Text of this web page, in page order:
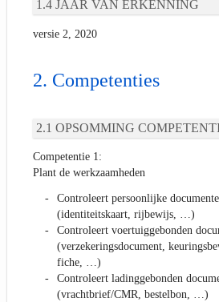
JAAR VAN ERKENNING
versie 2, 2020
Competenties
OPSOMMING
Competentie 1:
Plant de werkzaamheden
Controleert persoonlijke
(identiteitskaart, rijbewijs, …)
Controleert voertuiggebonden
(verzekeringsdocument,
fiche, …)
Controleert ladinggebonden
(vrachtbrief/CMR, bestelbon, …)